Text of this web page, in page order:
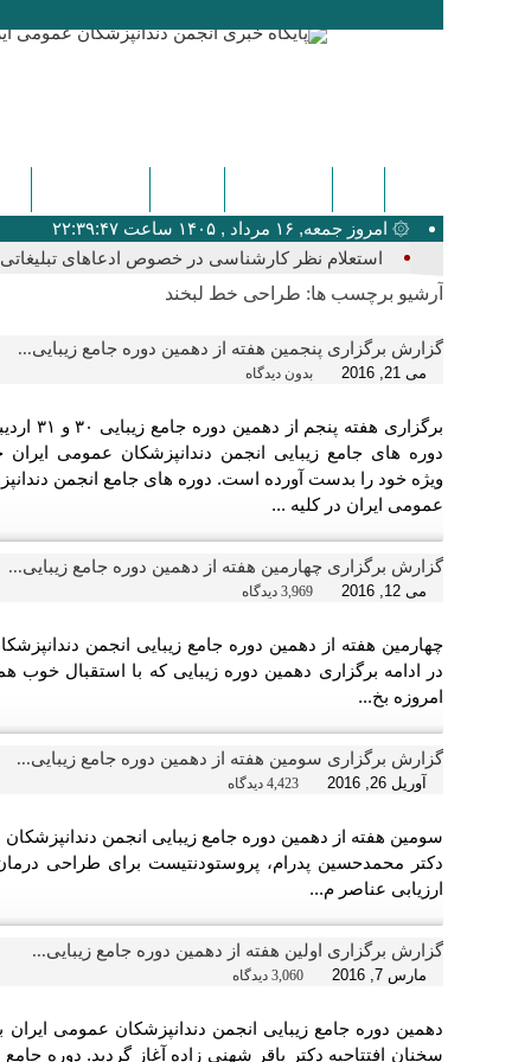
۞ امروز جمعه, ۱۶ مرداد , ۱۴۰۵ ساعت ۲۲:۳۹:۴۷
استعلام نظر کارشناسی در خصوص ادعاهای تبلیغاتی
آرشیو برچسب ها: طراحی خط لبخند
گزارش برگزاری پنجمین هفته از دهمین دوره جامع زیبایی...
می 21, 2016 بدون دیدگاه
برگزاری هفته پنجم از
دوره های جامع زیبایی انجمن دندانپزشکان عمومی ایران
ویژه خود را بدست آورده است. دوره های جامع انجمن
عمومی ایران در کلیه ...
گزارش برگزاری چهارمین هفته از دهمین دوره جامع زیبایی...
می 12, 2016 3,969 دیدگاه
امروزه بخ...
گزارش برگزاری سومین هفته از دهمین دوره جامع زیبایی...
آوریل 26, 2016 4,423 دیدگاه
دکتر محمدحسین پدرام، پروستودنتیست برای طراحی
ارزیابی عناصر م...
گزارش برگزاری اولین هفته از دهمین دوره جامع زیبایی...
مارس 7, 2016 3,060 دیدگاه
دهمین دوره جامع زیبایی انجمن دندانپزشکان عمومی
سخنان افتتاحیه دکتر باقر شهنی زاده آغاز گردید. دوره